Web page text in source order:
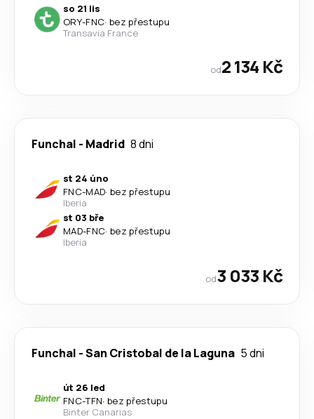
so 21 lis
ORY-FNC· bez přestupu
Transavia France
od2 134 Kč
Funchal - Madrid 8 dni
st 24 úno
FNC-MAD· bez přestupu
Iberia
st 03 bře
MAD-FNC· bez přestupu
Iberia
od3 033 Kč
Funchal -San Cristobal de la Laguna 5 dni
út 26 led
FNC-TFN· bez přestupu
Binter Canarias